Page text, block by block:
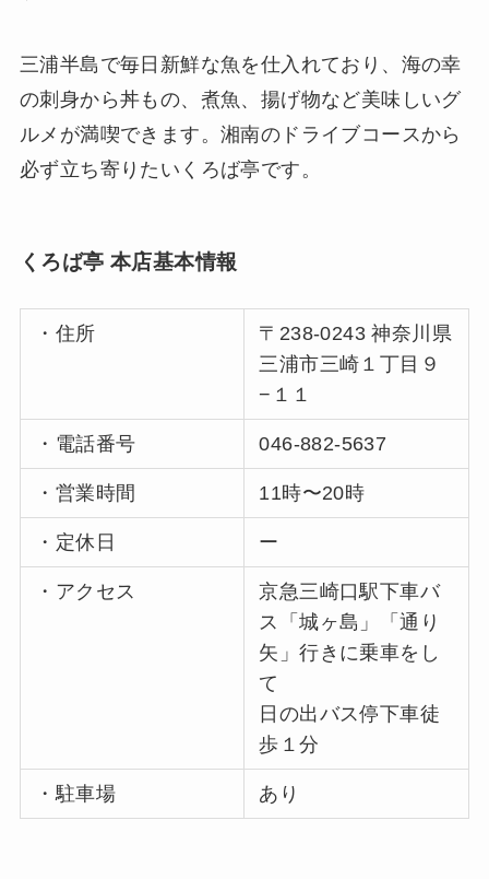
三浦半島で毎日新鮮な魚を仕入れており、海の幸
の刺身から丼もの、煮魚、揚げ物など美味しいグ
ルメが満喫できます。湘南のドライブコースから
必ず立ち寄りたいくろば亭です。
くろば亭 本店基本情報
・住所
〒238-0243 神奈川県
三浦市三崎１丁目９
−１１
・電話番号 046-882-5637
・営業時間 11時〜20時
・定休日 ー
・アクセス
京急三崎口駅下車バ
ス「城ヶ島」「通り
矢」行きに乗車をし
て
日の出バス停下車徒
歩１分
・駐車場 あり